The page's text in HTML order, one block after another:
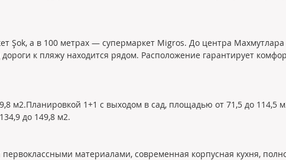
Şok, а в 100 метрах — супермаркет Migros. До центра
к пляжу находится рядом. Расположение гарантирует
м2.Планировкой 1+1 с выходом в сад, площадью от 71,5 до 114,5
до 149,8 м2.
первоклассными материалами, современная корпусная кухня,